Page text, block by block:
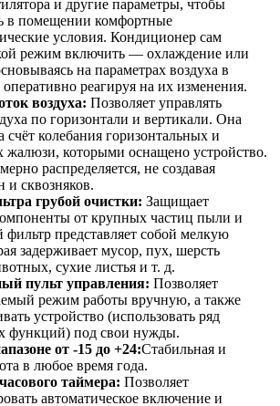
и другие параметры, чтобы
в помещении комфортные
условия. Кондиционер сам
режим включить — охлаждение или
на параметрах воздуха в
реагируя на их изменения.
воздуха: Позволяет управлять
по горизонтали и вертикали. Она
счёт колебания горизонтальных и
жалюзи, которыми оснащено устройство.
распределяется, не создавая
и сквозняков.
грубой очистки: Защищает
от крупных частиц пыли и
фильтр представляет собой мелкую
задерживает мусор, пух, шерсть
сухие листья и т. д.
пульт управления: Позволяет
режим работы вручную, а также
устройство (использовать ряд
функций) под свои нужды.
от -15 до +24:Стабильная и
в любое время года.
таймера: Позволяет
автоматическое включение и